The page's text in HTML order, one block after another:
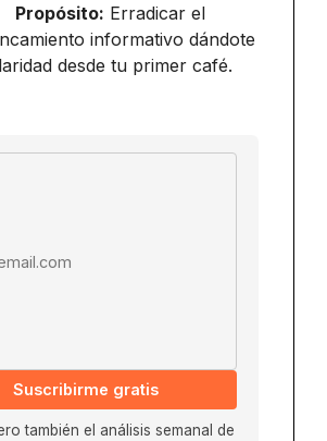
Propósito: Erradicar el
informativo dándote
desde tu primer café.
Suscribirme gratis
también el análisis semanal de